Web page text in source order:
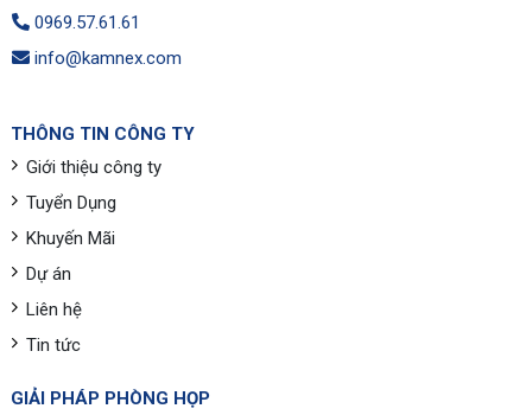
0969.57.61.61
info@kamnex.com
THÔNG TIN CÔNG TY
Giới thiệu công ty
Tuyển Dụng
Khuyến Mãi
Dự án
Liên hệ
Tin tức
GIẢI PHÁP PHÒNG HỌP